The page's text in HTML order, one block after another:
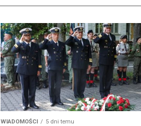
WIADOMOŚCI 5 dni temu